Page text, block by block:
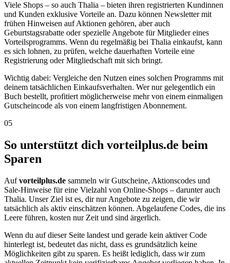
Viele Shops – so auch Thalia – bieten ihren registrierten Kundinnen
und Kunden exklusive Vorteile an. Dazu können Newsletter mit
frühen Hinweisen auf Aktionen gehören, aber auch
Geburtstagsrabatte oder spezielle Angebote für Mitglieder eines
Vorteilsprogramms. Wenn du regelmäßig bei Thalia einkaufst, kann
es sich lohnen, zu prüfen, welche dauerhaften Vorteile eine
Registrierung oder Mitgliedschaft mit sich bringt.
Wichtig dabei: Vergleiche den Nutzen eines solchen Programms mit
deinem tatsächlichen Einkaufsverhalten. Wer nur gelegentlich ein
Buch bestellt, profitiert möglicherweise mehr von einem einmaligen
Gutscheincode als von einem langfristigen Abonnement.
05
So unterstützt dich vorteilplus.de beim
Sparen
Aufvorteilplus.de sammeln wir Gutscheine, Aktionscodes und
Sale-Hinweise für eine Vielzahl von Online-Shops – darunter auch
Thalia. Unser Ziel ist es, dir nur Angebote zu zeigen, die wir
tatsächlich als aktiv einschätzen können. Abgelaufene Codes, die ins
Leere führen, kosten nur Zeit und sind ärgerlich.
Wenn du auf dieser Seite landest und gerade kein aktiver Code
hinterlegt ist, bedeutet das nicht, dass es grundsätzlich keine
Möglichkeiten gibt zu sparen. Es heißt lediglich, dass wir zum